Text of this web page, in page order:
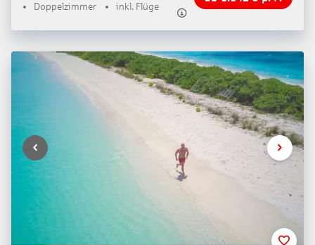
Doppelzimmer inkl. Flüge